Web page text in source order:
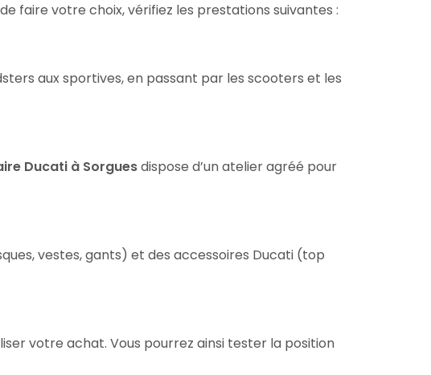
faire votre choix, vérifiez les prestations suivantes :
aux sportives, en passant par les scooters et les
Ducati à Sorguesdispose d’un atelier agréé pour
vestes, gants) et des accessoires Ducati (top
votre achat. Vous pourrez ainsi tester la position